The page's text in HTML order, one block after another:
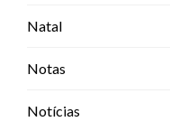
Natal
Notas
Notícias